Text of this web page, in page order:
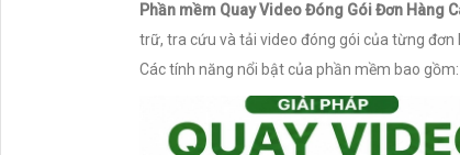
Phần mềm Quay Video Đóng Gói Đơn Hàng
trữ, tra cứu và tải video đóng gói của từng đơn
Các tính năng nổi bật của phần mềm bao gồm: